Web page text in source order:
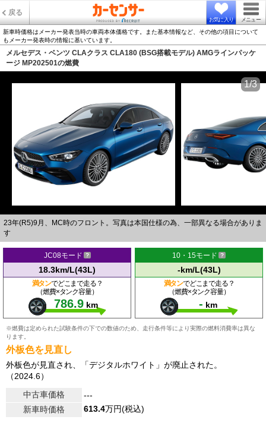
戻る
お気に入り メニュー
新車時価格はメーカー発表当時の車両本体価格です。また基本情報など、その他の項目について
もメーカー発表時の情報に基いています。
メルセデス・ベンツ CLAクラス CLA180 (BSG搭載モデル) AMGラインパッケ
ージ MP202501の燃費
23年(R5)9月、MC時のフロント。写真は本国仕様の為、一部異なる場合がありま
す
1/3
JC08モード
18.3km/L(43L)
満タンでどこまで走る？
（燃費×タンク容量）
786.9 km
10・15モード
-km/L(43L)
満タンでどこまで走る？
（燃費×タンク容量）
- km
※燃費は定められた試験条件の下での数値のため、走行条件等により実際の燃料消費率は異な
ります。
外板色を見直し
外板色が見直され、「デジタルホワイト」が廃止された。
（2024.6）
中古車価格
---
新車時価格
613.4万円(税込)